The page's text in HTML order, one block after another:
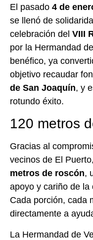
El pasado 4 de
se llenó de
celebración del VIII
por la Hermandad
benéfico, ya
objetivo recaudar
de San Joaquín, y
rotundo éxito.
120 metros
Gracias al
vecinos de El
metros de roscón,
apoyo y cariño de la
Cada porción, cada
directamente a
La Hermandad de